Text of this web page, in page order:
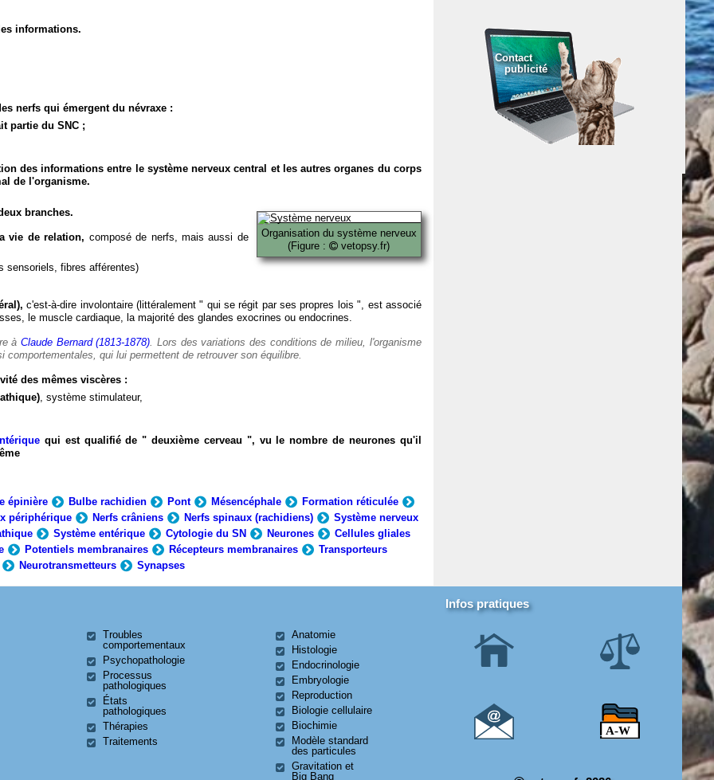
informations.
nerfs qui émergent du névraxe :
partie du SNC ;
des informations entre le système nerveux central et les autres organes du corps
de l'organisme.
Organisation du système nerveux
(Figure :
vetopsy.fr)
branches.
vie de relation, composé de nerfs, mais aussi de
sensoriels, fibres afférentes)
c'est-à-dire involontaire (littéralement " qui se régit par ses propres lois ", est associé
le muscle cardiaque, la majorité des glandes exocrines ou endocrines.
àClaude Bernard (1813-1878). Lors des variations des conditions de milieu, l'organisme
qui lui permettent de retrouver son équilibre.
des mêmes viscères :
, système stimulateur,
qui est qualifié de " deuxième cerveau ", vu le nombre de neurones qu'il
épinière Bulbe rachidien Pont Mésencéphale
Formation réticulée
périphérique
Nerfs crâniens Nerfs spinaux (rachidiens)
Système nerveux
Système entérique Cytologie du SN Neurones
Cellules gliales
Potentiels membranaires Récepteurs membranaires
Transporteurs
Neurotransmetteurs
Synapses
Contact
publicité
Troubles
comportementaux
Psychopathologie
Processus
pathologiques
États
pathologiques
Thérapies
Traitements
Anatomie
Histologie
Endocrinologie
Embryologie
Reproduction
Biologie cellulaire
Biochimie
Modèle standard
des particules
Gravitation et
Big Bang
Infos pratiques